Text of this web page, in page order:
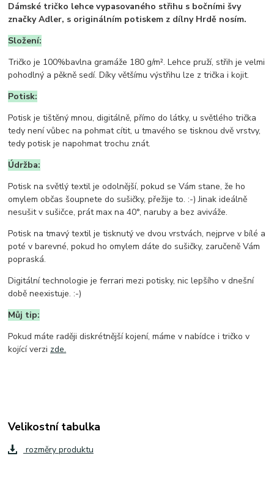
Dámské tričko lehce vypasovaného střihu s bočními švy
značky Adler, s originálním potiskem z dílny Hrdě nosím.
Složení:
Tričko je 100%bavlna gramáže 180 g/m². Lehce pruží, střih je velmi
pohodlný a pěkně sedí. Díky většímu výstřihu lze z trička i kojit.
Potisk:
Potisk je tištěný mnou, digitálně, přímo do látky, u světlého trička
tedy není vůbec na pohmat cítit, u tmavého se tisknou dvě vrstvy,
tedy potisk je napohmat trochu znát.
Údržba:
Potisk na světlý textil je odolnější, pokud se Vám stane, že ho
omylem občas šoupnete do sušičky, přežije to. :-) Jinak ideálně
nesušit v sušičce, prát max na 40°, naruby a bez aviváže.
Potisk na tmavý textil je tisknutý ve dvou vrstvách, nejprve v bílé a
poté v barevné, pokud ho omylem dáte do sušičky, zaručeně Vám
popraská.
Digitální technologie je ferrari mezi potisky, nic lepšího v dnešní
době neexistuje. :-)
Můj tip:
Pokud máte raději diskrétnější kojení, máme v nabídce i tričko v
kojící verzi zde.
Velikostní tabulka
rozměry produktu